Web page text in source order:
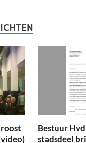
Bestuur
stadsdeel